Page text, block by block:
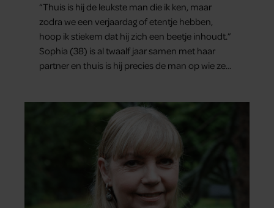
“Thuis is hij de leukste man die ik ken, maar
zodra we een verjaardag of etentje hebben,
hoop ik stiekem dat hij zich een beetje inhoudt.”
Sophia (38) is al twaalf jaar samen met haar
partner en thuis is hij precies de man op wie ze
ze samen onder de mensen zijn.